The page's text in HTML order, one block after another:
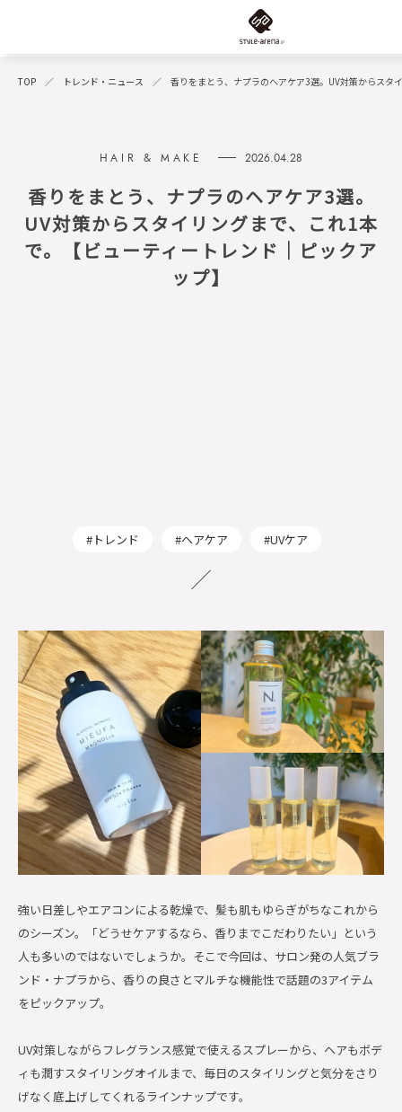
TOP トレンド・ニュース 香りをまとう、ナプラのヘアケア3選。UV対策からスタ
2026.04.28
香りをまとう、ナプラのヘアケア3選。
UV対策からスタイリングまで、これ1本
で。【ビューティートレンド｜ピックア
ップ】
トレンド ヘアケア UVケア
強い日差しやエアコンによる乾燥で、髪も肌もゆらぎがちなこれから
のシーズン。「どうせケアするなら、香りまでこだわりたい」という
人も多いのではないでしょうか。そこで今回は、サロン発の人気ブラ
ンド・ナプラから、香りの良さとマルチな機能性で話題の3アイテム
をピックアップ。
UV対策しながらフレグランス感覚で使えるスプレーから、ヘアもボデ
ィも潤すスタイリングオイルまで、毎日のスタイリングと気分をさり
げなく底上げしてくれるラインナップです。